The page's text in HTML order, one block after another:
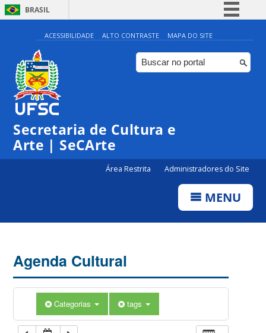
BRASIL
Simplifique!
Comunica BR
Participe
ACESSIBILIDADE ALTO CONTRASTE MAPA DO SITE
Secretaria de Cultura e
Arte | SeCArte
Área Restrita Administradores do Site
MENU
Agenda Cultural
Categorias tags